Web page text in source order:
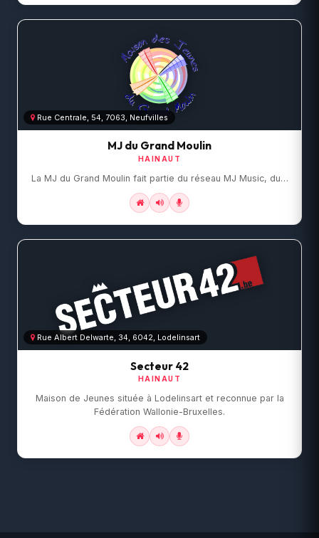
Rue Centrale, 54, 7063, Neufvilles
MJ du Grand Moulin
HAINAUT
La MJ du Grand Moulin fait partie du réseau MJ Music, du…
Rue Albert Delwarte, 34, 6042, Lodelinsart
Secteur 42
HAINAUT
Maison de Jeunes située à Lodelinsart et reconnue par la
Fédération Wallonie-Bruxelles.